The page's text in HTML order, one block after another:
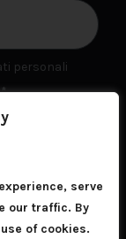
serve
our traffic. By
of cookies.
personali